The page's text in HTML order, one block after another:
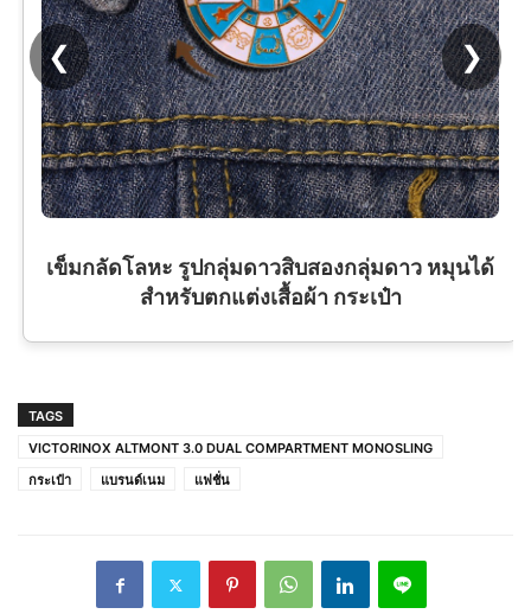
เข็มกลัดโลหะ รูปกลุ่มดาวสิบสองกลุ่มดาว หมุนได้
สําหรับตกแต่งเสื้อผ้า กระเป๋า
❮ ❯
TAGS
VICTORINOX ALTMONT 3.0 DUAL COMPARTMENT MONOSLING
กระเป๋า
แบรนด์เนม แฟชั่น